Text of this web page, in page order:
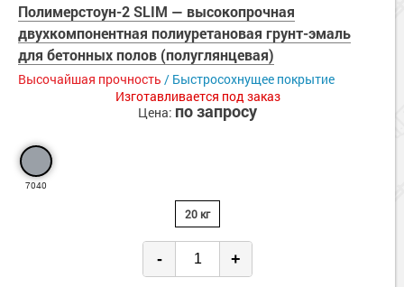
Полимерстоун-2 SLIM — высокопрочная
двухкомпонентная полиуретановая грунт-эмаль
для бетонных полов (полуглянцевая)
Высочайшая прочность / Быстросохнущее покрытие
Изготавливается под заказ
Цена: по запросу
7040
20 кг
- +